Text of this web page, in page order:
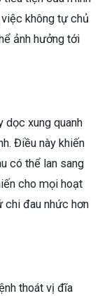
không tự chủ
ảnh hưởng tới
dọc xung quanh
Điều này khiến
có thể lan sang
cho mọi hoạt
chi đau nhức hơn
thoát vị đĩa